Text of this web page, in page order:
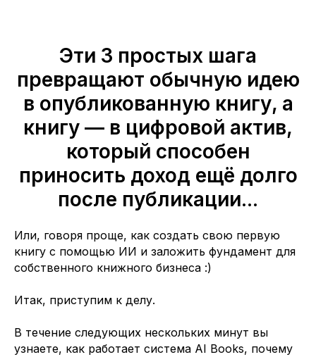
Эти 3 простых шага
превращают обычную идею
в опубликованную книгу, а
книгу — в цифровой актив,
который способен
приносить доход ещё долго
после публикации...
Или, говоря проще, как создать свою первую
книгу с помощью ИИ и заложить фундамент для
собственного книжного бизнеса :)
Итак, приступим к делу.
В течение следующих нескольких минут вы
узнаете, как работает система AI Books, почему